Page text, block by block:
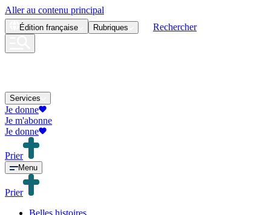
Aller au contenu principal
Édition française Rubriques Rechercher
Services
Je donne
Je m'abonne
Je donne
Prier
Menu
Prier
Belles histoires